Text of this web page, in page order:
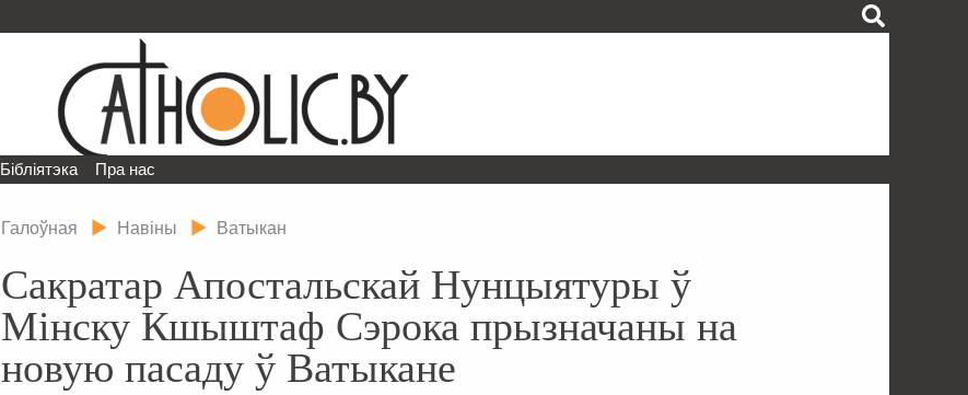
Бібліятэка Пра нас
Галоўная Навіны Ватыкан
Сакратар Апостальскай Нунцыятуры ў
Мінску Кшыштаф Сэрока прызначаны на
новую пасаду ў Ватыкане